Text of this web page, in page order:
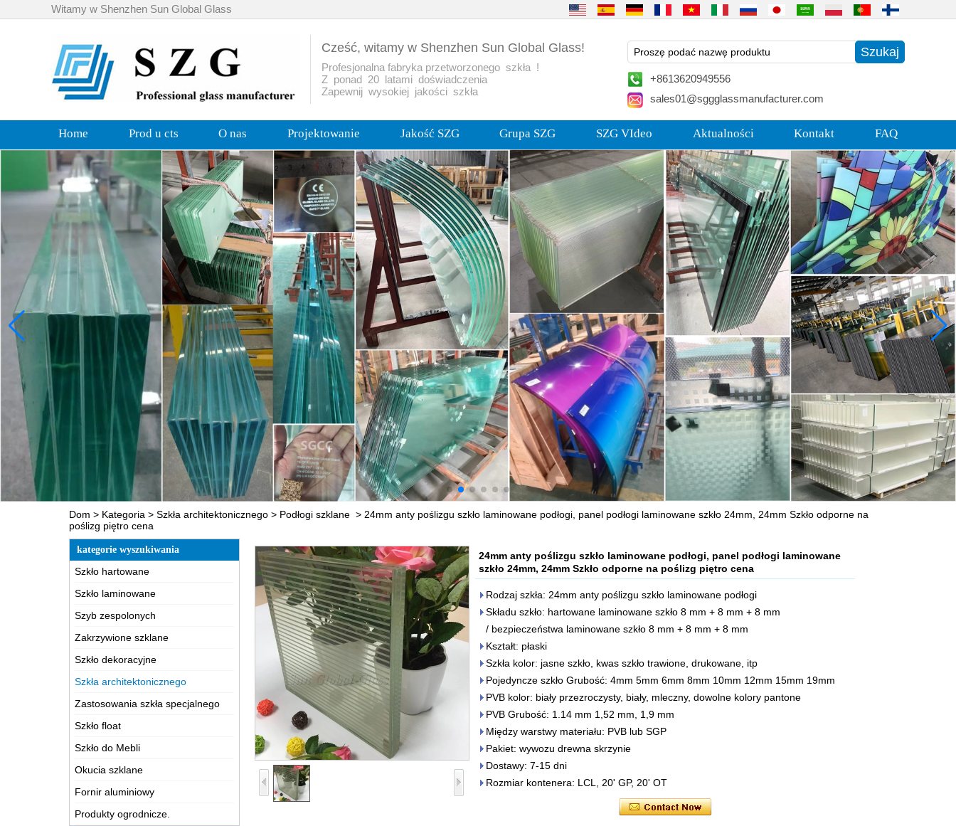
Witamy w Shenzhen Sun Global Glass
Cześć, witamy w Shenzhen Sun Global Glass!
Profesjonalna fabryka przetworzonego szkła !
Z ponad 20 latami doświadczenia
Zapewnij wysokiej jakości szkła
+8613620949556
sales01@sggglassmanufacturer.com
Home Prod u cts O nas Projektowanie Jakość SZG Grupa SZG SZG VIdeo Aktualności Kontakt FAQ
Dom > Kategoria > Szkła architektonicznego > Podłogi szklane > 24mm anty poślizgu szkło laminowane podłogi, panel podłogi laminowane szkło 24mm, 24mm Szkło odporne na
poślizg piętro cena
kategorie wyszukiwania
Szkło hartowane
Szkło laminowane
Szyb zespolonych
Zakrzywione szklane
Szkło dekoracyjne
Szkła architektonicznego
Zastosowania szkła specjalnego
Szkło float
Szkło do Mebli
Okucia szklane
Fornir aluminiowy
Produkty ogrodnicze.
24mm anty poślizgu szkło laminowane podłogi, panel podłogi laminowane
szkło 24mm, 24mm Szkło odporne na poślizg piętro cena
Rodzaj szkła: 24mm anty poślizgu szkło laminowane podłogi
Składu szkło: hartowane laminowane szkło 8 mm + 8 mm + 8 mm
/ bezpieczeństwa laminowane szkło 8 mm + 8 mm + 8 mm
Kształt: płaski
Szkła kolor: jasne szkło, kwas szkło trawione, drukowane, itp
Pojedyncze szkło Grubość: 4mm 5mm 6mm 8mm 10mm 12mm 15mm 19mm
PVB kolor: biały przezroczysty, biały, mleczny, dowolne kolory pantone
PVB Grubość: 1.14 mm 1,52 mm, 1,9 mm
Między warstwy materiału: PVB lub SGP
Pakiet: wywozu drewna skrzynie
Dostawy: 7-15 dni
Rozmiar kontenera: LCL, 20' GP, 20' OT